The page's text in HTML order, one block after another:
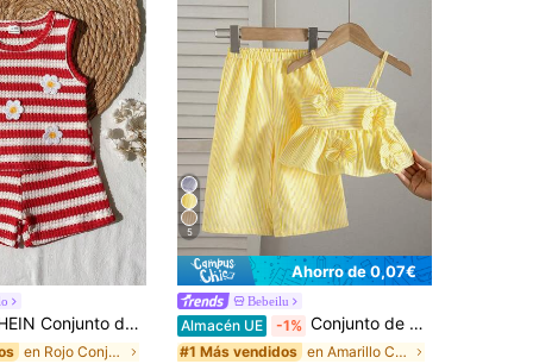
top de chaleco de cuello redondo y pantalones cortos de jacquard de teca beige, con un estilo fresco, temático forestal, pastoril, suave, simple y relajado. La tela presenta una textura de tejido de teca con un grosor moderado y un ajuste adecuado. La prenda está decorada con flores de ganchillo tridimensionales en amarillo, verde y rosa, lo que la hace adecuada para salidas diarias, picnics, relajación en casa, ir a la escuela y tomar fotos para check-in
en Rojo Conjuntos para niñas
5
Ahorro de 0,07€
Bebeilu
Almacén UE -1% Conjunto de camiseta de tirantes con lazo decorativo y pantalones de cintura elástica a rayas, estilo casual de vacaciones para bebé niña
#1 Más vendidos en Amarillo Conjuntos para niñas